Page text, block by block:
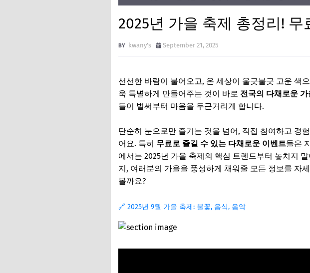
2025년 가을 축제 총정리!
kwany's September 21, 2025
선선한 바람이 불어오고, 온 세상이 울긋불긋 고운 색
욱 특별하게 만들어주는 것이 바로 전국의 다채로운 가
들이 벌써부터 마음을 두근거리게 합니다.
단순히 눈으로만 즐기는 것을 넘어, 직접 참여하고 경
어요. 특히 무료로 즐길 수 있는 다채로운 이벤트들은
에서는 2025년 가을 축제의 핵심 트렌드부터 놓치지
지, 여러분의 가을을 풍성하게 채워줄 모든 정보를 자
볼까요?
🔗 2025년 9월 가을 축제: 불꽃, 음식, 음악